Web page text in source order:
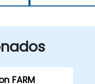
FARM